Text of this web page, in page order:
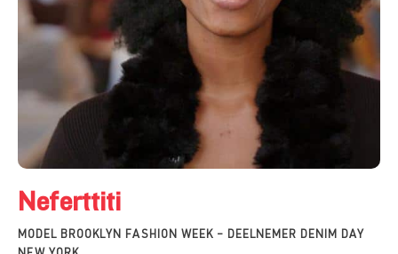
Neferttiti
MODEL BROOKLYN FASHION WEEK – DEELNEMER DENIM DAY